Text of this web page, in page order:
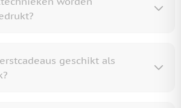
geschikt als